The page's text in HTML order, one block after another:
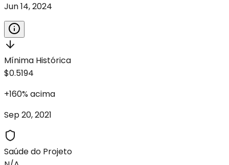
Jun 14, 2024
Mínima Histórica
$0.5194
+160% acima
Sep 20, 2021
Saúde do Projeto